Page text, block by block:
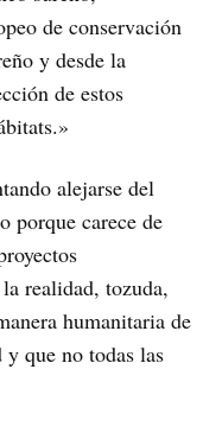
de conservación
y desde la
de estos
alejarse del
porque carece de
realidad, tozuda,
humanitaria de
que no todas las